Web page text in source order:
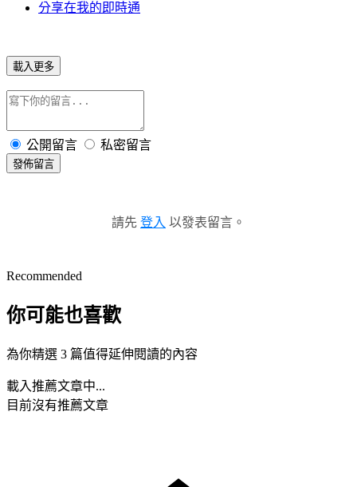
分享在我的即時通
載入更多
公開留言 私密留言
發佈留言
請先 登入 以發表留言。
Recommended
你可能也喜歡
為你精選 3 篇值得延伸閱讀的內容
載入推薦文章中...
目前沒有推薦文章